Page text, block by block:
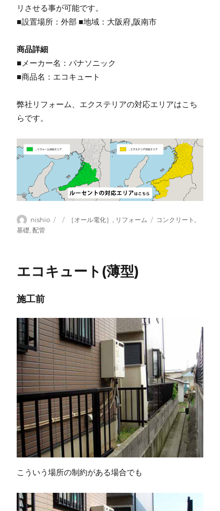
リさせる事が可能です。
■設置場所：外部 ■地域：大阪府,阪南市
商品詳細
■メーカー名：パナソニック
■商品名：エコキュート
弊社リフォーム、エクステリアの対応エリアはこち
らです。
投
稿
nishio
投
カ［オール電化］ , リフォーム
タ
コンクリート ,
基礎,配管
エコキュート(薄型)
施工前
こういう場所の制約がある場合でも